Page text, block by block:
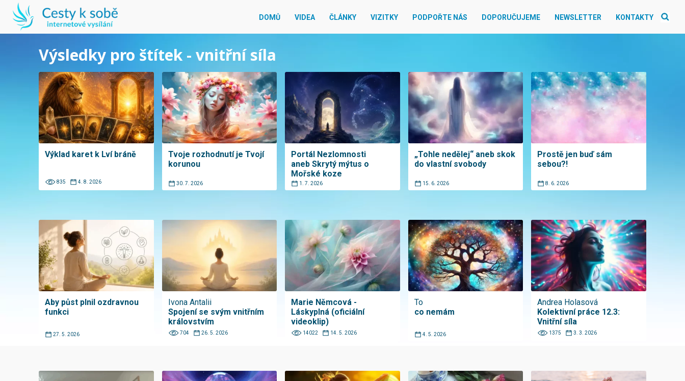
DOMŮ VIDEA ČLÁNKY VIZITKY PODPOŘTE NÁS DOPORUČUJEME NEWSLETTER KONTAKTY
Výsledky pro štítek - vnitřní síla
Výklad karet k Lví bráně
835 4. 8. 2026
Tvoje rozhodnutí je Tvojí
korunou
30. 7. 2026
Portál Nezlomnosti
aneb Skrytý mýtus o
Mořské koze
1. 7. 2026
„Tohle nedělej“ aneb skok
do vlastní svobody
15. 6. 2026
Prostě jen buď sám
sebou?!
8. 6. 2026
Aby půst plnil ozdravnou
funkci
27. 5. 2026
Ivona Antalii
Spojení se svým vnitřním
královstvím
704 26. 5. 2026
Marie Němcová -
Láskyplná (oficiální
videoklip)
14022 14. 5. 2026
To
co nemám
4. 5. 2026
Andrea Holasová
Kolektivní práce 12.3:
Vnitřní síla
1375 3. 3. 2026